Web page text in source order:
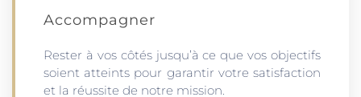
Accompagner
Rester à vos côtés jusqu’à ce que vos objectifs
soient atteints pour garantir votre satisfaction
et la réussite de notre mission.